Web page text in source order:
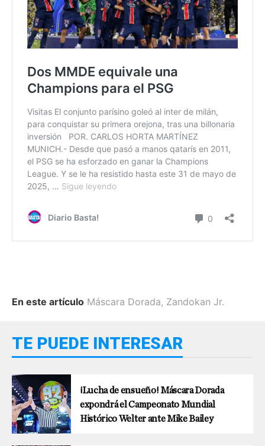
En este artículo Máscara Dorada, Zandokan Jr.
TE PUEDE INTERESAR
¡Lucha de ensueño! Máscara Dorada
expondrá el Campeonato Mundial
Histórico Welter ante Mike Bailey